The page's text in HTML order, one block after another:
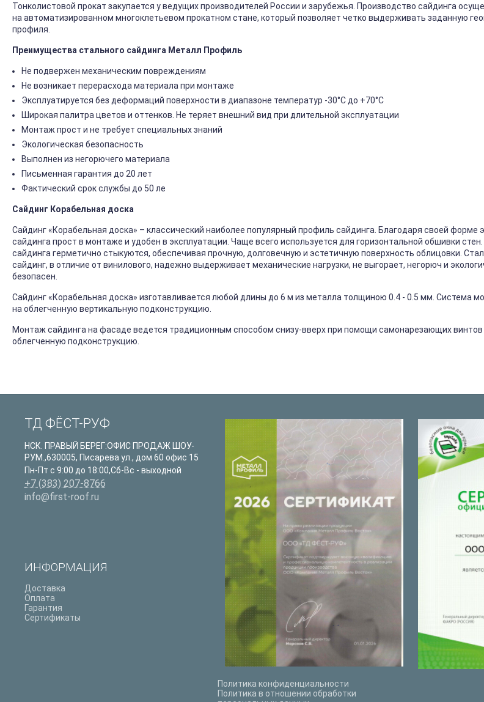
Тонколистовой прокат закупается у ведущих производителей России и зарубежья. Производство сайдинга
на автоматизированном многоклетьевом прокатном стане, который позволяет четко выдерживать заданную
профиля.
Преимущества стального сайдинга Металл Профиль
Не подвержен механическим повреждениям
Не возникает перерасхода материала при монтаже
Эксплуатируется без деформаций поверхности в диапазоне температур -30°C до +70°C
Широкая палитра цветов и оттенков. Не теряет внешний вид при длительной эксплуатации
Монтаж прост и не требует специальных знаний
Экологическая безопасность
Выполнен из негорючего материала
Письменная гарантия до 20 лет
Фактический срок службы до 50 ле
Сайдинг Корабельная доска
Сайдинг «Корабельная доска» – классический наиболее популярный профиль сайдинга. Благодаря своей форме
сайдинга прост в монтаже и удобен в эксплуатации. Чаще всего используется для горизонтальной обшивки
сайдинга герметично стыкуются, обеспечивая прочную, долговечную и эстетичную поверхность облицовки.
сайдинг, в отличие от винилового, надежно выдерживает механические нагрузки, не выгорает, негорюч и
безопасен.
Сайдинг «Корабельная доска» изготавливается любой длины до 6 м из металла толщиною 0.4 - 0.5 мм. Система
на облегченную вертикальную подконструкцию.
Монтаж сайдинга на фасаде ведется традиционным способом снизу-вверх при помощи самонарезающих винтов
облегченную подконструкцию.
ТД ФЁСТ-РУФ
НСК. ПРАВЫЙ БЕРЕГ:ОФИС ПРОДАЖ ШОУ-
РУМ.,630005, Писарева ул., дом 60 офис 15
Пн-Пт с 9:00 до 18:00,Сб-Вс - выходной
+7 (383) 207-8766
info@first-roof.ru
ИНФОРМАЦИЯ
Доставка
Оплата
Гарантия
Сертификаты
Политика конфиденциальности
Политика в отношении обработки